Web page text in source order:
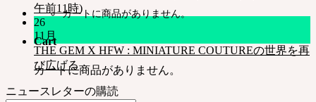
カートに商品がありません。
Cart
カートに商品がありません。
午前11時)
26
11月
THE GEM X HFW : MINIATURE COUTUREの世界を再
び広げる
ニュースレターの購読